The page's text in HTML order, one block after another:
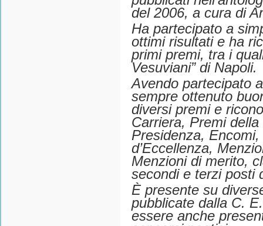
del 2006, a cura di
Ha partecipato a
ottimi risultati e ha
primi premi, tra i
Vesuviani” di Napoli.
Avendo partecipato
sempre ottenuto
diversi premi e
Carriera, Premi
Presidenza,
d’Eccellenza,
Menzioni di merito,
secondi e terzi posti
È presente su
pubblicate dalla C.
essere anche